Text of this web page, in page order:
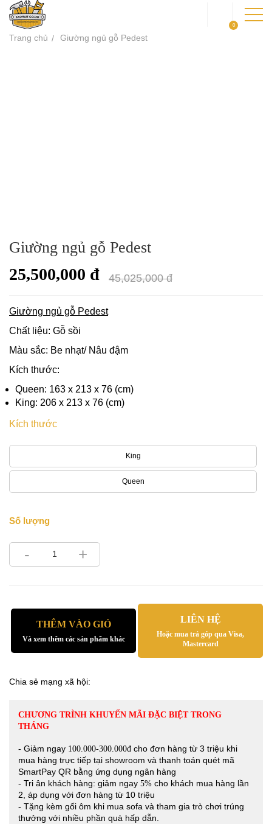
0
Trang chủ Giường ngủ gỗ Pedest
Giường ngủ gỗ Pedest
25,500,000 đ 45,025,000 đ
Giường ngủ gỗ Pedest
Chất liệu: Gỗ sồi
Màu sắc: Be nhạt/ Nâu đậm
Kích thước:
Queen: 163 x 213 x 76 (cm)
King: 206 x 213 x 76 (cm)
Kích thước
King
Queen
Số lượng
- +
THÊM VÀO GIỎ
Và xem thêm các sản phẩm khác
LIÊN HỆ
Hoặc mua trả góp qua Visa,
Mastercard
Chia sẻ mạng xã hội:
CHƯƠNG TRÌNH KHUYẾN MÃI ĐẶC BIỆT TRONG
THÁNG
- Giảm ngay 100.000-300.000đ cho đơn hàng từ 3 triệu khi
mua hàng trực tiếp tại showroom và thanh toán quét mã
SmartPay QR bằng ứng dụng ngân hàng
- Tri ân khách hàng: giảm ngay 5% cho khách mua hàng lần
2, áp dụng với đơn hàng từ 10 triệu
- Tặng kèm gối ôm khi mua sofa và tham gia trò chơi trúng
thưởng với nhiều phần quà hấp dẫn.